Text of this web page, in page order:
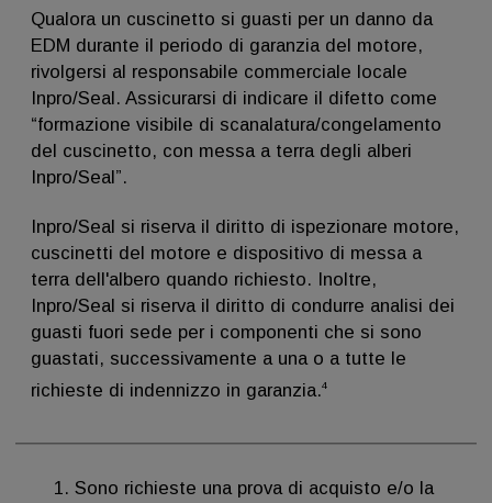
Qualora un cuscinetto si guasti per un danno da
EDM durante il periodo di garanzia del motore,
rivolgersi al responsabile commerciale locale
Inpro/Seal. Assicurarsi di indicare il difetto come
“formazione visibile di scanalatura/congelamento
del cuscinetto, con messa a terra degli alberi
Inpro/Seal”.
Inpro/Seal si riserva il diritto di ispezionare motore,
cuscinetti del motore e dispositivo di messa a
terra dell'albero quando richiesto. Inoltre,
Inpro/Seal si riserva il diritto di condurre analisi dei
guasti fuori sede per i componenti che si sono
guastati, successivamente a una o a tutte le
richieste di indennizzo in garanzia.4
Sono richieste una prova di acquisto e/o la